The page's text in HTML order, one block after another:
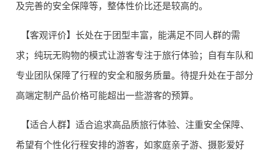
及完善的安全保障等，整体性价比还是较高的。
【客观评价】长处在于团型丰富，能满足不同人群的需
求；纯玩无购物的模式让游客专注于旅行体验；自有车队和
专业团队保障了行程的安全和服务质量。待提升处在于部分
高端定制产品价格可能超出一些游客的预算。
【适合人群】适合追求高品质旅行体验、注重安全保障、
希望有个性化行程安排的游客，如家庭亲子游、摄影爱好